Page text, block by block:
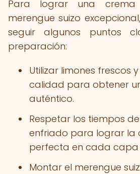
Para lograr una
merengue suizo
seguir algunos puntos
preparación:
Utilizar limones frescos
calidad para obtener
auténtico.
Respetar los tiempos
enfriado para lograr la
perfecta en cada capa
Montar el merengue